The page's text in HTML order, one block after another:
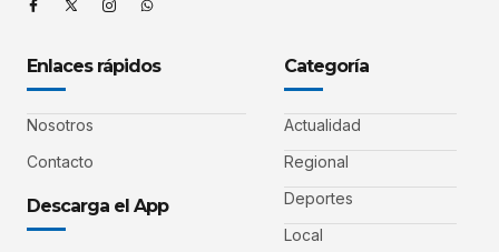
Enlaces rápidos
Nosotros
Contacto
Descarga el App
Categoría
Actualidad
Regional
Deportes
Local